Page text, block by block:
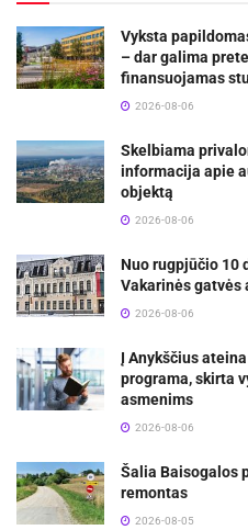
Vyksta
– dar galima
finansuojamas
2026-08-06
Skelbiama
informacija apie
objektą
2026-08-06
Nuo rugpjūčio 10
Vakarinės gatvės
2026-08-06
Į Anykščius
programa, skirta
asmenims
2026-08-06
Šalia Baisogalos
remontas
2026-08-05